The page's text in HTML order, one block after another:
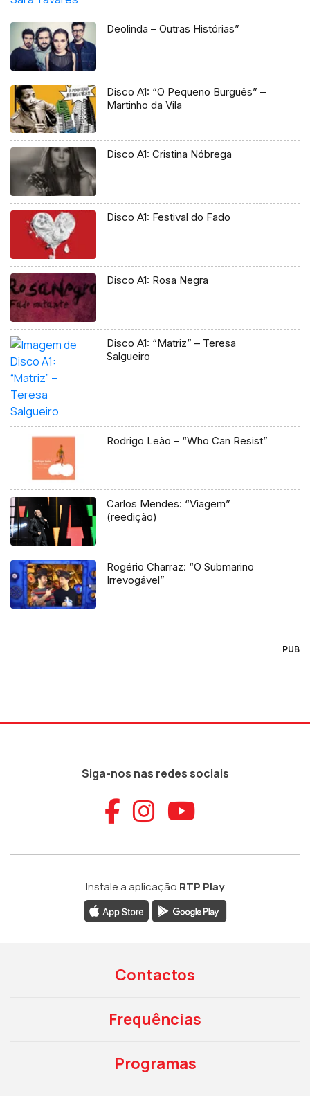
Deolinda – Outras Histórias”
Disco A1: “O Pequeno Burguês” –
Martinho da Vila
Disco A1: Cristina Nóbrega
Disco A1: Festival do Fado
Disco A1: Rosa Negra
Disco A1: “Matriz” – Teresa
Salgueiro
Rodrigo Leão – “Who Can Resist”
Carlos Mendes: “Viagem”
(reedição)
Rogério Charraz: “O Submarino
Irrevogável”
PUB
Siga-nos nas redes sociais
Aceder ao
Aceder ao
Aceder
Instale a aplicação RTP Play
Contactos
Frequências
Programas